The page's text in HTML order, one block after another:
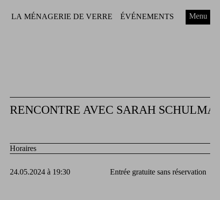
LA MÉNAGERIE DE VERRE ÉVÉNEMENTS Menu
RENCONTRE AVEC SARAH
Horaires
24.05.2024 à 19:30 Entrée gratuite sans réservation